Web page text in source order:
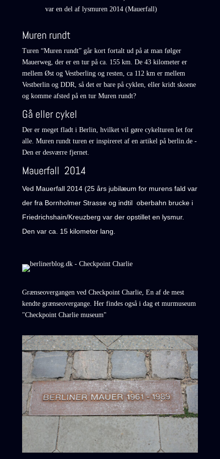
var en del af lysmuren 2014 (Mauerfall)
Muren rundt
Turen “Muren rundt” går kort fortalt ud på at man følger
Mauerweg, der er en tur på ca. 155 km. De 43 kilometer er
mellem Øst og Vestberling og resten, ca 112 km er mellem
Vestberlin og DDR, så det er bare på cyklen, eller kridt skoene
og komme afsted på en tur Muren rundt?
Gå eller cykel
Der er meget fladt i Berlin, hvilket vil gøre cykelturen let for
alle. Muren rundt turen er inspireret af en artikel på berlin.de -
Den er desværre fjernet.
Mauerfall 2014
Ved Mauerfall 2014 (25 års jubilæum for murens fald var
der fra Bornholmer Strasse og indtil oberbahn brucke i
Friedrichshain/Kreuzberg var der opstillet en lysmur.
Den var ca. 15 kilometer lang.
Grænseovergangen ved Checkpoint Charlie, En af de mest
kendte grænseovergange. Her findes også i dag et murmuseum
"Checkpoint Charlie museum"